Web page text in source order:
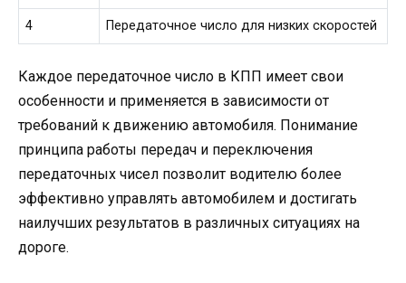
4 Передаточное число для низких скоростей
Каждое передаточное число в КПП имеет свои
особенности и применяется в зависимости от
требований к движению автомобиля. Понимание
принципа работы передач и переключения
передаточных чисел позволит водителю более
эффективно управлять автомобилем и достигать
наилучших результатов в различных ситуациях на
дороге.